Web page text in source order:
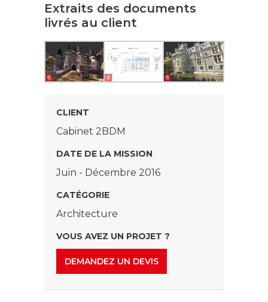
Extraits des documents
livrés au client
CLIENT
Cabinet 2BDM
DATE DE LA MISSION
Juin - Décembre 2016
CATÉGORIE
Architecture
VOUS AVEZ UN PROJET ?
DEMANDEZ UN DEVIS